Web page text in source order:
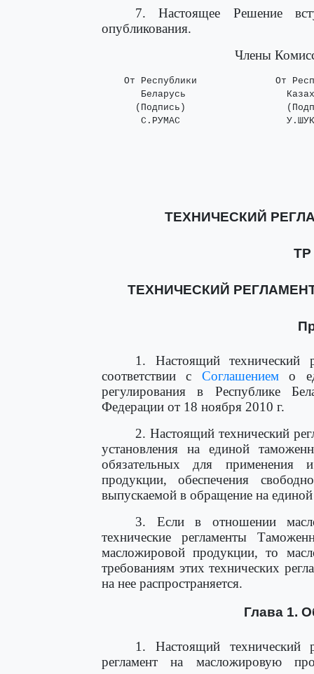
7. Настоящее Решение
опубликования.
Члены
От Республики              От
Беларусь
(Подпись)
С.РУМАС
ТЕХНИЧЕСКИЙ
ТР
ТЕХНИЧЕСКИЙ
1. Настоящий технический
соответствии с Соглашениемо
регулирования в Республике
Федерации от 18 ноября 2010 г.
2. Настоящий технический
установления на единой
обязательных для применения
продукции, обеспечения
выпускаемой в обращение на
3. Если в отношении
технические регламенты
масложировой продукции, то
требованиям этих технических
на нее распространяется.
Глава 1.
1. Настоящий технический
регламент на масложировую